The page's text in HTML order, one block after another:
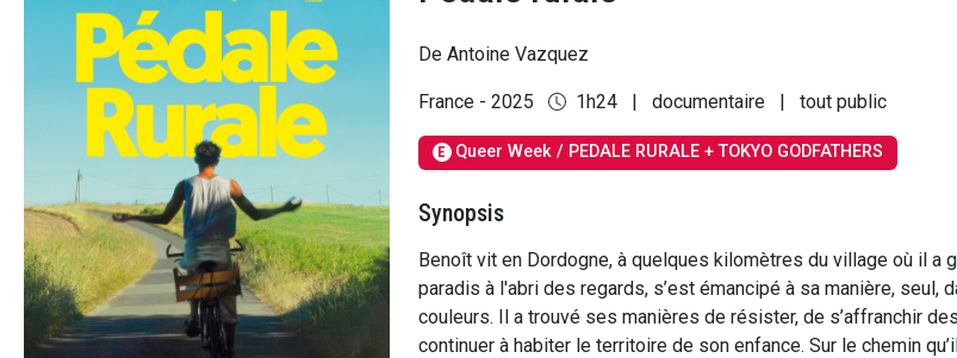
De Antoine Vazquez
France - 2025 1h24 | documentaire | tout public
E Queer Week / PEDALE RURALE + TOKYO GODFATHERS
Synopsis
Benoît vit en Dordogne, à quelques kilomètres du village où il a
paradis à l'abri des regards, s’est émancipé à sa manière, seul,
couleurs. Il a trouvé ses manières de résister, de s’affranchir
continuer à habiter le territoire de son enfance. Sur le chemin